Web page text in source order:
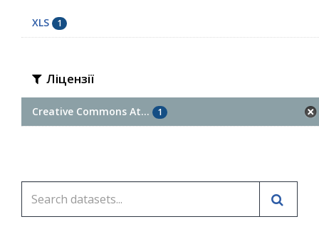
XLS 1
Ліцензії
Creative Commons At... 1